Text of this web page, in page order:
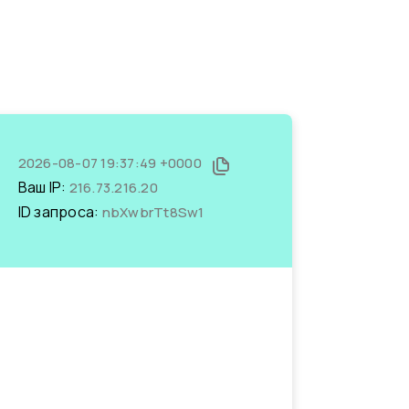
2026-08-07 19:37:49 +0000
Ваш IP: 216.73.216.20
ID запроса: nbXwbrTt8Sw1